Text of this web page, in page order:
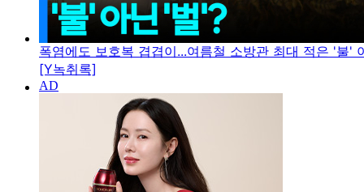
폭염에도 보호복 겹겹이...여름철 소방관 최대 적은 '불'
[Y녹취록]